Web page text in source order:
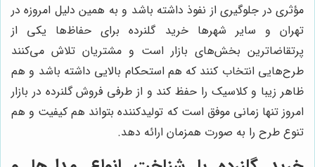
مؤثری در جلوگیری از نفوذ داشته باشد و به همین دلیل امروزه در
تهران و سایر شهرها خرید گلنرده برای حفاظ‌ها یکی از
پرتقاضاترین بخش‌های بازار است و مشتریان تلاش می‌کنند
طرح‌هایی انتخاب کنند که هم استحکام بالایی داشته باشد و هم
ظاهر زیبا و کلاسیک را حفظ کند و از طرفی فروش گلنرده در بازار
امروز تنها زمانی موفق است که تولیدکننده بتواند هم کیفیت و هم
تنوع طرح را به صورت همزمان ارائه دهد.